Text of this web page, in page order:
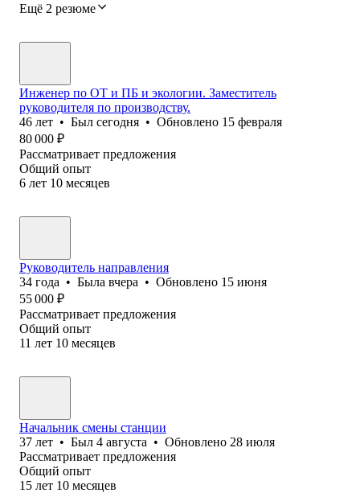
Ещё 2 резюме
Инженер по ОТ и ПБ и экологии. Заместитель
руководителя по производству.
46 лет • Был сегодня • Обновлено 15 февраля
80 000 ₽
Рассматривает предложения
Общий опыт
6 лет 10 месяцев
Руководитель направления
34 года • Была вчера • Обновлено 15 июня
55 000 ₽
Рассматривает предложения
Общий опыт
11 лет 10 месяцев
Начальник смены станции
37 лет • Был 4 августа • Обновлено 28 июля
Рассматривает предложения
Общий опыт
15 лет 10 месяцев